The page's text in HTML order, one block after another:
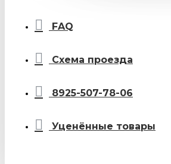
FAQ
Схема проезда
8925-507-78-06
Уценённые товары